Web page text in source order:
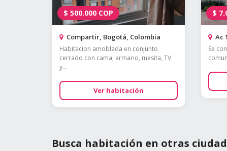
$ 500.000 COP
Compartir, Bogotá, Colombia
Habitacion amoblada en conjunto
cerrado con cama, armario, mesita, TV
y...
Ver habitación
$
Ac
Se
Busca habitación en otras